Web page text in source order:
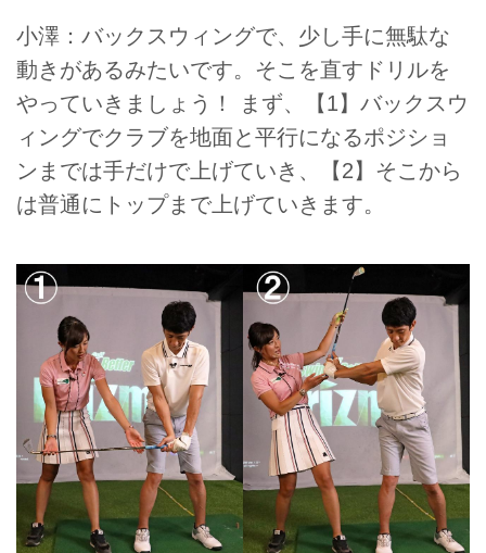
小澤：バックスウィングで、少し手に無駄な
動きがあるみたいです。そこを直すドリルを
やっていきましょう！ まず、【1】バックスウ
ィングでクラブを地面と平行になるポジショ
ンまでは手だけで上げていき、【2】そこから
は普通にトップまで上げていきます。